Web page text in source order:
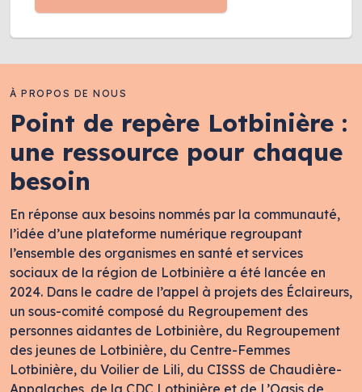
À PROPOS DE NOUS
Point de repère Lotbinière :
une ressource pour chaque
besoin
En réponse aux besoins nommés par la communauté,
l’idée d’une plateforme numérique regroupant
l’ensemble des organismes en santé et services
sociaux de la région de Lotbinière a été lancée en
2024. Dans le cadre de l’appel à projets des Éclaireurs,
un sous-comité composé du Regroupement des
personnes aidantes de Lotbinière, du Regroupement
des jeunes de Lotbinière, du Centre-Femmes
Lotbinière, du Voilier de Lili, du CISSS de Chaudière-
Appalaches, de la CDC Lotbinière et de L’Oasis de